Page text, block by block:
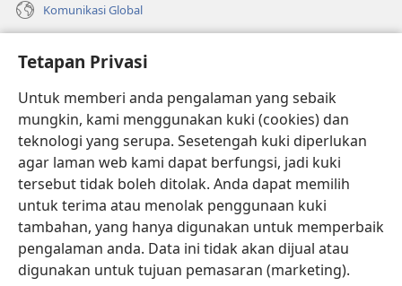
Tetapan Privasi
Untuk memberi anda pengalaman yang sebaik
mungkin, kami menggunakan kuki (cookies) dan
teknologi yang serupa. Sesetengah kuki diperlukan
agar laman web kami dapat berfungsi, jadi kuki
tersebut tidak boleh ditolak. Anda dapat memilih
untuk terima atau menolak penggunaan kuki
tambahan, yang hanya digunakan untuk memperbaik
pengalaman anda. Data ini tidak akan dijual atau
digunakan untuk tujuan pemasaran (marketing).
Komunikasi Global
(membuka
tetingkap
baharu)PERPUSTAKAAN DALAM TALIAN Watchtower
(membuka
tetingkap
baharu)JW Hub
(membuka
tetingkap
baharu)
®
Watchtower Library®